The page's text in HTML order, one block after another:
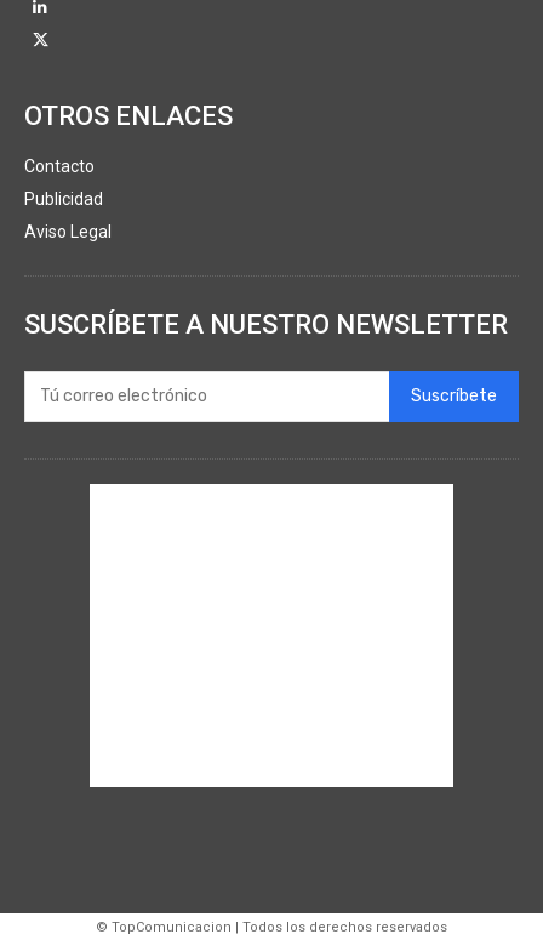
OTROS ENLACES
Contacto
Publicidad
Aviso Legal
SUSCRÍBETE A NUESTRO NEWSLETTER
Suscríbete
© TopComunicacion | Todos los derechos reservados